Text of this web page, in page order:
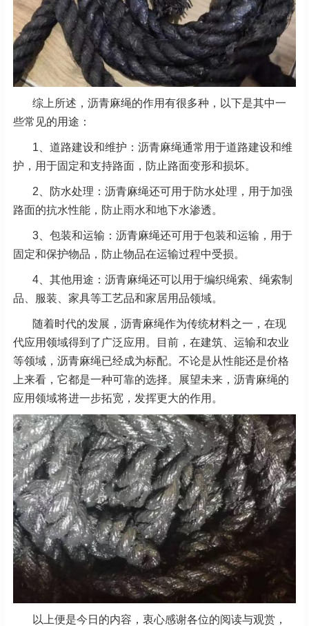
综上所述，沥青麻绳的作用有很多种，以下是其中一
些常见的用途：
1、道路建设和维护：沥青麻绳通常用于道路建设和维
护，用于固定和支持路面，防止路面变形和损坏。
2、防水处理：沥青麻绳还可用于防水处理，用于加强
路面的抗水性能，防止雨水和地下水渗透。
3、包装和运输：沥青麻绳还可用于包装和运输，用于
固定和保护物品，防止物品在运输过程中受损。
4、其他用途：沥青麻绳还可以用于编织绳索、绳索制
品、服装、家具等工艺品和家居用品领域。
随着时代的发展，沥青麻绳作为传统材料之一，在现
代应用领域得到了广泛应用。目前，在建筑、运输和农业
等领域，沥青麻绳已经成为标配。不论是从性能还是价格
上来看，它都是一种可靠的选择。展望未来，沥青麻绳的
应用领域将进一步拓宽，发挥更大的作用。
以上便是今日的内容，衷心感谢各位的阅读与观赏，